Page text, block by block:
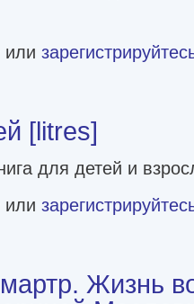
закат и новый рассвет [litres]
или
[litres]
для детей и
[litres]
или
Жизнь